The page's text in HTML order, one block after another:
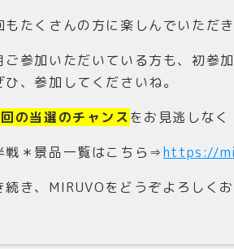
もたくさんの方に楽しんでいただ
ご参加いただいている方も、初参
ひ、参加してくださいね。
の当選のチャンス をお見逃しなく
戦＊景品一覧はこちら⇒https://
続き、MIRUVOをどうぞよろしく